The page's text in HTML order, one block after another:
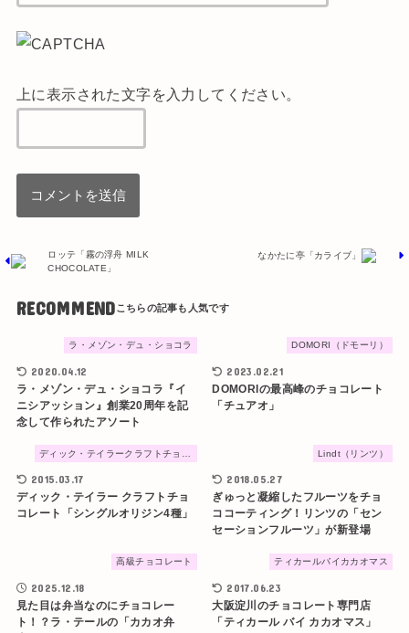
上に表示された文字を入力してください。
ロッテ「霧の浮舟 MILK
CHOCOLATE」
なかたに亭「カライブ」
RECOMMEND
ラ・メゾン・デュ・ショコラ
2020.04.12
ラ・メゾン・デュ・ショコラ『イ
ニシアッション』創業20周年を記
念して作られたアソート
DOMORI（ドモーリ）
2023.02.21
DOMORIの最高峰のチョコレート
「チュアオ」
2015.03.17
ディック・テイラー クラフトチョ
コレート「シングルオリジン4種」
Lindt（リンツ）
2018.05.27
ぎゅっと凝縮したフルーツをチョ
ココーティング！リンツの「セン
セーションフルーツ」が新登場
高級チョコレート
2025.12.18
見た目は弁当なのにチョコレー
ト！？ラ・テールの「カカオ弁
ティカールバイカカオマス
2017.06.23
大阪淀川のチョコレート専門店
「ティカール バイ カカオマス」